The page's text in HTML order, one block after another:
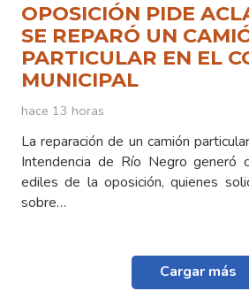
OPOSICIÓN PIDE
SE REPARÓ UN
PARTICULAR EN EL
MUNICIPAL
hace 13 horas
La reparación de un camión
Intendencia de Río Negro generó
ediles de la oposición, quienes
sobre…
Cargar más